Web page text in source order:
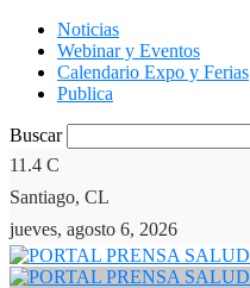
Noticias
Webinar y Eventos
Calendario Expo y Ferias
Publica
Buscar
11.4 C
Santiago, CL
jueves, agosto 6, 2026